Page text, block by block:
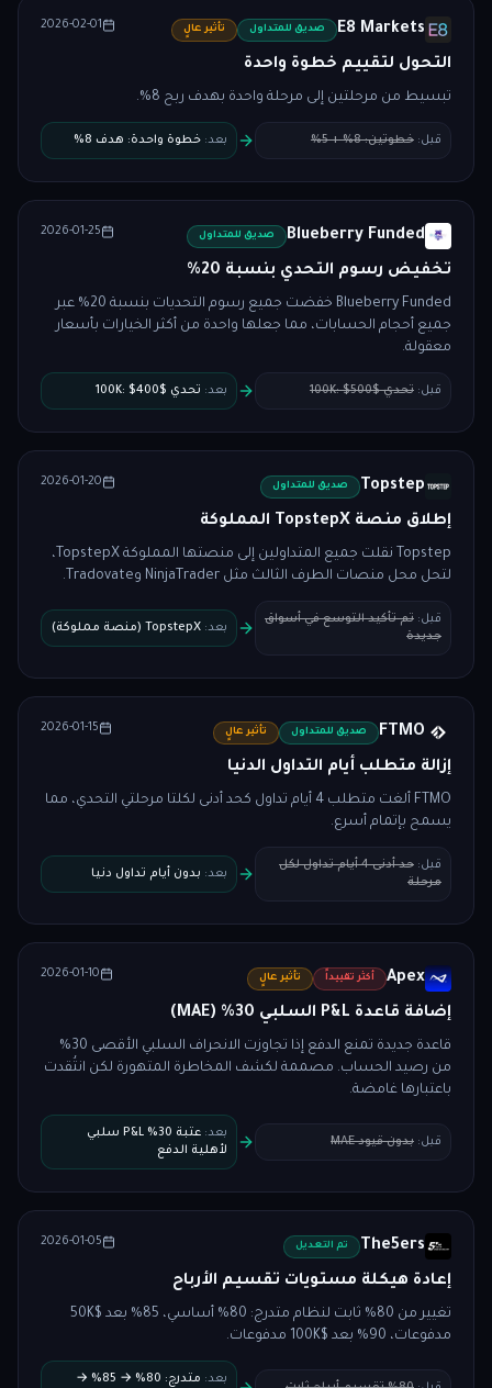
E8 Markets صديق للمتداول تأثير عالٍ 2026-02-01
التحول لتقييم خطوة واحدة
تبسيط من مرحلتين إلى مرحلة واحدة بهدف ربح 8%.
قبل: خطوتين: 8% + 5% بعد: خطوة واحدة: هدف 8%
Blueberry Funded صديق للمتداول 2026-01-25
تخفيض رسوم التحدي بنسبة 20%
Blueberry Funded خفضت جميع رسوم التحديات بنسبة 20% عبر
جميع أحجام الحسابات، مما جعلها واحدة من أكثر الخيارات بأسعار
معقولة.
قبل: تحدي $100K: $500 بعد: تحدي $100K: $400
Topstep صديق للمتداول 2026-01-20
إطلاق منصة TopstepX المملوكة
Topstep نقلت جميع المتداولين إلى منصتها المملوكة TopstepX،
لتحل محل منصات الطرف الثالث مثل NinjaTrader وTradovate.
قبل: تم تأكيد التوسع في أسواق
جديدة
بعد: TopstepX (منصة مملوكة)
FTMO صديق للمتداول تأثير عالٍ 2026-01-15
إزالة متطلب أيام التداول الدنيا
FTMO ألغت متطلب 4 أيام تداول كحد أدنى لكلتا مرحلتي التحدي، مما
يسمح بإتمام أسرع.
قبل:
حد أدنى 4 أيام تداول لكل
مرحلة
بعد: بدون أيام تداول دنيا
Apex أكثر تقييداً تأثير عالٍ 2026-01-10
إضافة قاعدة P&L السلبي 30% (MAE)
قاعدة جديدة تمنع الدفع إذا تجاوزت الانحراف السلبي الأقصى 30%
من رصيد الحساب. مصممة لكشف المخاطرة المتهورة لكن انتُقدت
باعتبارها غامضة.
قبل: بدون قيود MAE
بعد:
عتبة 30% P&L سلبي
لأهلية الدفع
The5ers تم التعديل 2026-01-05
إعادة هيكلة مستويات تقسيم الأرباح
تغيير من 80% ثابت لنظام متدرج: 80% أساسي، 85% بعد $50K
مدفوعات، 90% بعد $100K مدفوعات.
بعد: متدرج: 80% → 85% →